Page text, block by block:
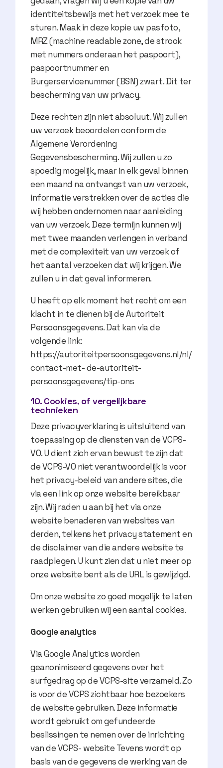
identiteitsbewijs met het verzoek mee te
sturen. Maak in deze kopie uw pasfoto,
MRZ (machine readable zone, de strook
met nummers onderaan het paspoort),
paspoortnummer en
Burgerservicenummer (BSN) zwart. Dit ter
bescherming van uw privacy.
Deze rechten zijn niet absoluut. Wij zullen
uw verzoek beoordelen conform de
Algemene Verordening
Gegevensbescherming. Wij zullen u zo
spoedig mogelijk, maar in elk geval binnen
een maand na ontvangst van uw verzoek,
informatie verstrekken over de acties die
wij hebben ondernomen naar aanleiding
van uw verzoek. Deze termijn kunnen wij
met twee maanden verlengen in verband
met de complexiteit van uw verzoek of
het aantal verzoeken dat wij krijgen. We
zullen u in dat geval informeren.
U heeft op elk moment het recht om een
klacht in te dienen bij de Autoriteit
Persoonsgegevens. Dat kan via de
volgende link:
https://autoriteitpersoonsgegevens.nl/nl/
contact-met- de-autoriteit-
persoonsgegevens/tip-ons
10. Cookies, of vergelijkbare
technieken
Deze privacyverklaring is uitsluitend van
toepassing op de diensten van de VCPS-
VO. U dient zich ervan bewust te zijn dat
de VCPS-VO niet verantwoordelijk is voor
het privacy-beleid van andere sites, die
via een link op onze website bereikbaar
zijn. Wij raden u aan bij het via onze
website benaderen van websites van
derden, telkens het privacy statement en
de disclaimer van die andere website te
raadplegen. U kunt zien dat u niet meer op
onze website bent als de URL is gewijzigd.
Om onze website zo goed mogelijk te laten
werken gebruiken wij een aantal cookies.
Google analytics
Via Google Analytics worden
geanonimiseerd gegevens over het
surfgedrag op de VCPS-site verzameld. Zo
is voor de VCPS zichtbaar hoe bezoekers
de website gebruiken. Deze informatie
wordt gebruikt om gefundeerde
beslissingen te nemen over de inrichting
van de VCPS- website Tevens wordt op
basis van de gegevens de werking van de